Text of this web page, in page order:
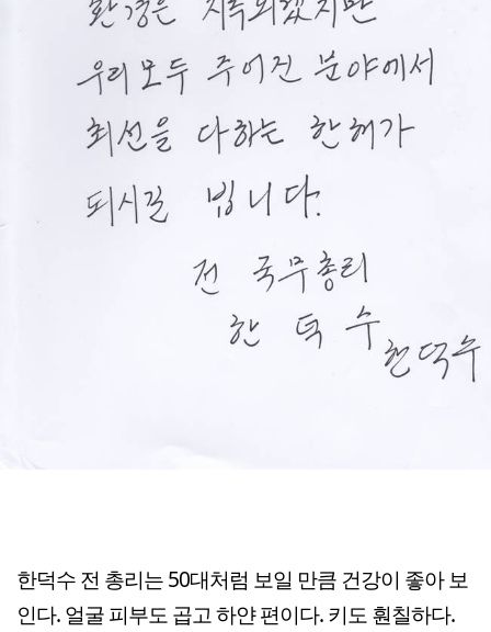
한덕수 전 총리는 50대처럼 보일 만큼 건강이 좋아 보
인다. 얼굴 피부도 곱고 하얀 편이다. 키도 훤칠하다.